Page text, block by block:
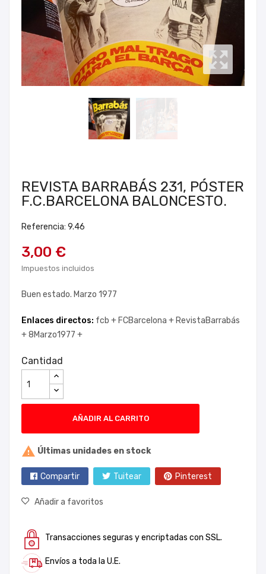
REVISTA BARRABÁS 231, PÓSTER
F.C.BARCELONA BALONCESTO.
Referencia: 9.46
3,00 €
Impuestos incluidos
Buen estado. Marzo 1977
Enlaces directos: fcb + FCBarcelona + RevistaBarrabás
+8Marzo1977 +
Cantidad
AÑADIR AL CARRITO
 Últimas unidades en stock
Compartir Tuitear Pinterest
Añadir a favoritos
Transacciones seguras y encriptadas con SSL.
Envíos a toda la U.E.